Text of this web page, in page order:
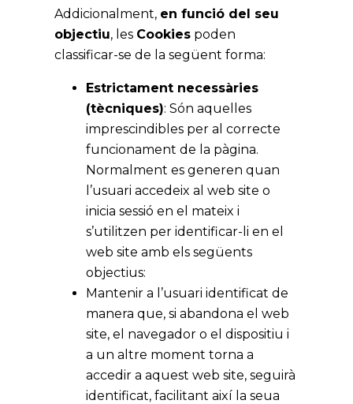
Addicionalment, en funció del seu
objectiu, les Cookies poden
classificar-se de la següent forma:
Estrictament necessàries
(tècniques): Són aquelles
imprescindibles per al correcte
funcionament de la pàgina.
Normalment es generen quan
l’usuari accedeix al web site o
inicia sessió en el mateix i
s’utilitzen per identificar-li en el
web site amb els següents
objectius:
Mantenir a l’usuari identificat de
manera que, si abandona el web
site, el navegador o el dispositiu i
a un altre moment torna a
accedir a aquest web site, seguirà
identificat, facilitant així la seua